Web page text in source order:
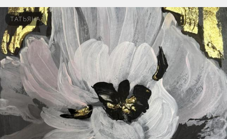
ТАТЬЯНА